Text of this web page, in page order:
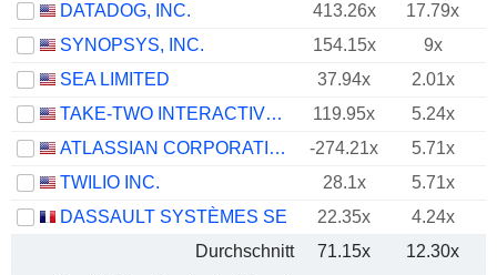
DATADOG, INC.
413.26x 17.79x
SYNOPSYS, INC.
154.15x 9x
SEA LIMITED
37.94x
2.01x
TAKE-TWO INTERACTIVE SOFTWARE, INC.
119.95x 5.24x
ATLASSIAN CORPORATION
-274.21x 5.71x
TWILIO INC.
28.1x 5.71x
DASSAULT SYSTÈMES SE
22.35x
4.24x
Durchschnitt
71.15x 12.30x